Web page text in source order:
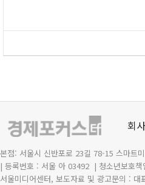
회
본점: 서울시 신반포로 23길 78-15 스마트
| 등록번호 : 서울 아 03492 | 청소년보호
서울미디어센터, 보도자료 및 광고문의 :